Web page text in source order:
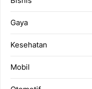
Gaya
Kesehatan
Mobil